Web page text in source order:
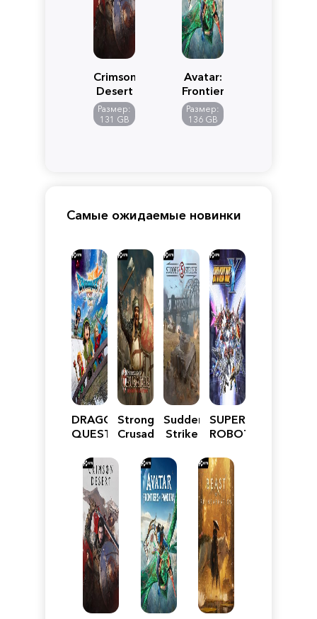
Crimson
Desert
Размер:
131 GB
Avatar:
Frontiers
of
Pandora
Размер:
136 GB
Самые ожидаемые новинки
DRAGON
QUEST
Reimagined
Stronghold
Crusader:
Edition
Sudden
Strike
SUPER
ROBOT
Y